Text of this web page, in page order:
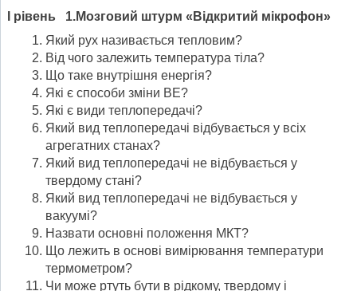
І рівень 1.Мозговий штурм «Відкритий мікрофон»
Який рух називається тепловим?
Від чого залежить температура тіла?
Що таке внутрішня енергія?
Які є способи зміни ВЕ?
Які є види теплопередачі?
Який вид теплопередачі відбувається у всіх
агрегатних станах?
Який вид теплопередачі не відбувається у
твердому стані?
Який вид теплопередачі не відбувається у
вакуумі?
Назвати основні положення МКТ?
Що лежить в основі вимірювання температури
термометром?
Чи може ртуть бути в рідкому, твердому і